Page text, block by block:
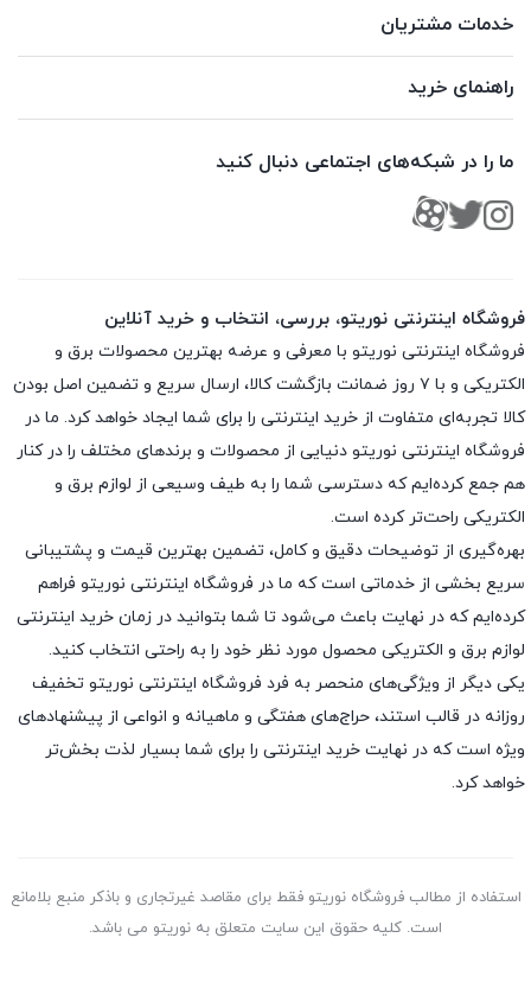
خدمات مشتریان
راهنمای خرید
ما را در شبکه‌های اجتماعی دنبال کنید
فروشگاه اینترنتی نوریتو، بررسی، انتخاب و خرید آنلاین
فروشگاه اینترنتی نوریتو با معرفی و عرضه بهترین محصولات برق و
الکتریکی و با ۷ روز ضمانت بازگشت کالا، ارسال سریع و تضمین اصل بودن
کالا تجربه‌ای متفاوت از خرید اینترنتی را برای شما ایجاد خواهد کرد. ما در
فروشگاه اینترنتی نوریتو دنیایی از محصولات و برندهای مختلف را در کنار
هم جمع کرده‌ایم که دسترسی شما را به طیف وسیعی از لوازم برق و
الکتریکی راحت‌تر کرده است.
بهره‌گیری از توضیحات دقیق و کامل، تضمین بهترین قیمت و پشتیبانی
سریع بخشی از خدماتی است که ما در فروشگاه اینترنتی نوریتو فراهم
کرده‌ایم که در نهایت باعث می‌شود تا شما بتوانید در زمان خرید اینترنتی
لوازم برق و الکتریکی محصول مورد نظر خود را به راحتی انتخاب کنید.
یکی دیگر از ویژگی‌های منحصر به فرد فروشگاه اینترنتی نوریتو تخفیف
روزانه در قالب استند، حراج‌های هفتگی و ماهیانه و انواعی از پیشنهادهای
ویژه است که در نهایت خرید اینترنتی را برای شما بسیار لذت ‌بخش‌تر
خواهد کرد.
استفاده از مطالب فروشگاه نوریتو فقط برای مقاصد غیرتجاری و باذکر منبع بلامانع
است. کلیه حقوق این سایت متعلق به نوریتو می باشد.